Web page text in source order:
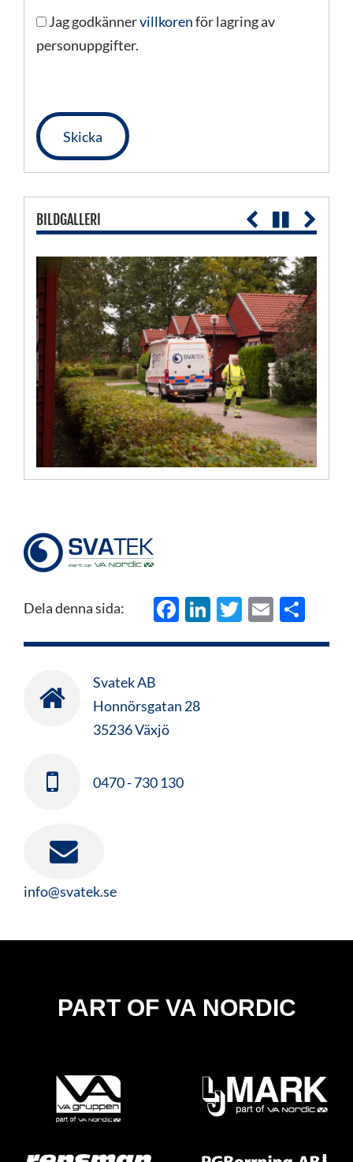
Jag godkännervillkorenför lagring av
personuppgifter.
fält
tomt.
BILDGALLERI
Dela denna sida: Facebook
LinkedIn
Twitter
Email
Svatek AB
Honnörsgatan 28
35236 Växjö
0470 - 730 130
info@svatek.se
PART OF VA NORDIC